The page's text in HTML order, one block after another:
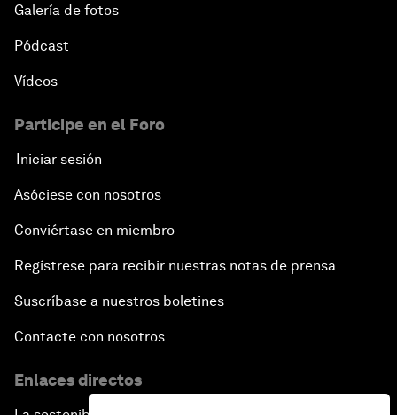
Galería de fotos
Pódcast
Vídeos
Participe en el Foro
Iniciar sesión
Asóciese con nosotros
Conviértase en miembro
Regístrese para recibir nuestras notas de prensa
Suscríbase a nuestros boletines
Contacte con nosotros
Enlaces directos